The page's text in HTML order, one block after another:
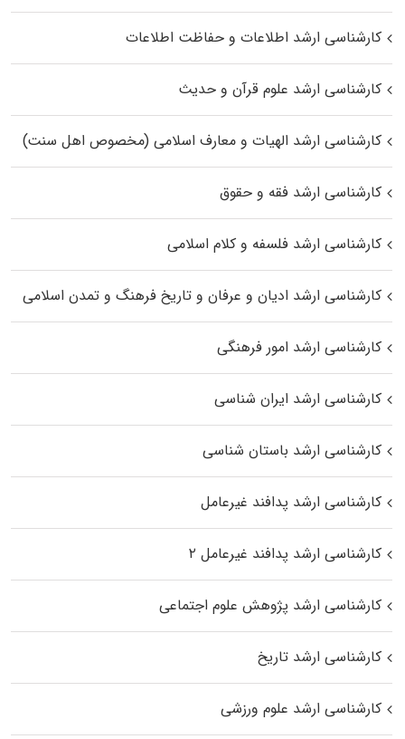
کارشناسی ارشد اطلاعات و حفاظت اطلاعات
کارشناسی ارشد علوم قرآن و حدیث
کارشناسی ارشد الهیات و معارف اسلامی (مخصوص اهل سنت)
کارشناسی ارشد فقه و حقوق
کارشناسی ارشد فلسفه و کلام اسلامی
کارشناسی ارشد ادیان و عرفان و تاریخ فرهنگ و تمدن اسلامی
کارشناسی ارشد امور فرهنگی
کارشناسی ارشد ایران شناسی
کارشناسی ارشد باستان شناسی
کارشناسی ارشد پدافند غیرعامل
کارشناسی ارشد پدافند غیرعامل ۲
کارشناسی ارشد پژوهش علوم اجتماعی
کارشناسی ارشد تاریخ
کارشناسی ارشد علوم ورزشی